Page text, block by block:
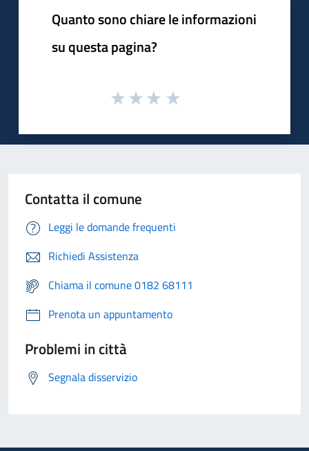
Quanto sono chiare le informazioni
su questa pagina?
Contatta il comune
Leggi le domande frequenti
Richiedi Assistenza
Chiama il comune 0182 68111
Prenota un appuntamento
Problemi in città
Segnala disservizio